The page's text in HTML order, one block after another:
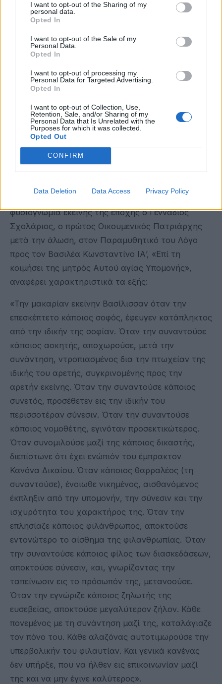
I want to opt-out of the Sharing of my
personal data.
Opted In
I want to opt-out of the Sale of my
Personal Data.
Opted In
I want to opt-out of processing my
Personal Data for Targeted Advertising.
Opted In
I want to opt-out of Collection, Use,
Retention, Sale, and/or Sharing of my
Personal Data that Is Unrelated with the
Purposes for which it was collected.
Opted Out
CONFIRM
Data Deletion Data Access Privacy Policy
από το 450 μ.Χ. Με την συμβολή της αγίας
ιδρύθηκε στη Μονή γυναικείο γηροκομείο με την
επωνυμία «Η ελπίς των απηλπισμένων». Η
ευλάβειά της προς τον όσιο Πατάπιο φαίνεται από
οσίου Παταπίου στα Γεράνεια όρη της Κορινθίας
θεώρησε απαραίτητο να ιστορήσει την αγία
Υπομονή δίπλα από το σκήνωμα του οσίου.
Άνθρωπος φωτεινός και φωτισμένος η αγία
Υπομονή, προικισμένη με πολλά τάλαντα, που τα
«εμπορεύθηκε» με σύνεση και σωφροσύνη και τα
πολλαπλασίασε, κατάφερε με την αρετή, την
δυσανάβατα μέτρα αρετής. Μια σημαντική
φυσιογνωμία εκείνης της εποχής ο Γεννάδιος
Σχολάριος, ο πρώτος Οικουμενικός Πατριάρχης
μετά την άλωση, στον Παραμυθητικό του Λόγο
προς τον Βασιλέα Κωνσταντίνο ΙΑ’, «Επί τη
κοιμήσει της μητρός Αυτού αγίας Υπομονής»,
αναφέρει χαρακτηριστικά τα εξής:
«Την μακαρίαν εκείνην Βασίλισσαν όταν την
επεσκέπτετο κάποιος σοφός, έφευγεν κατάπληκτος
από την ιδικήν της σοφίαν. Όταν την συναντούσε
κάποιος ασκητής, αποχωρούσε, μετά την
συνάντηση, ντροπιασμένος δια την πτωχείαν της
ιδικής του αρετής, συγκρινομένης προς την
αρετήν εκείνης. Όταν την συναντούσε κάποιος
συνετός, προσέθετεν εις την ιδικήν του
περισσοτέραν σύνεσιν. Όταν την συναντούσε
κάποιος νομοθέτης, εγινόταν προσεκτικώτερος.
Όταν συνομιλούσε μαζί της κάποιος δικαστής,
διεπίστωνε ότι έχει ενώπιόν του έμπρακτον
Κανόνα Δικαίου. Όταν κάποιος θαρραλέος (τη
συναντούσε), ένοιωθε νικημένος, αισθανόμενος
έκπληξιν από την υπομονήν, την σύνεσιν και την
ισχυρότητα του χαρακτήρος της. Όταν την
επλησίαζε κάποιος φιλάνθρωπος, αποκτούσε
εντονώτερο το αίσθημα της φιλανθρωπίας. Όταν
την συναντούσε κάποιος φίλος των διασκεδάσεων,
αποκτούσε σύνεσιν, και, γνωρίζοντας την
ταπείνωσιν εις το πρόσωπόν της, μετανοούσε.
Όταν την εγνώριζε κάποιος ζηλωτής της
ευσεβείας, αποκτούσε μεγαλύτερον ζήλον. Κάθε
πονεμένος με τη συνάντηση μαζί της, καταλάγιαζε
τον πόνο του. Κάθε αλαζόνας αυτοτιμωρούσε την
υπερβολικήν του φιλαυτίαν. Και γενικά κανένας
δεν υπήρξε, που να ήλθεν εις επικοινωνίαν μαζί
της και να μην έγινε καλύτερος».